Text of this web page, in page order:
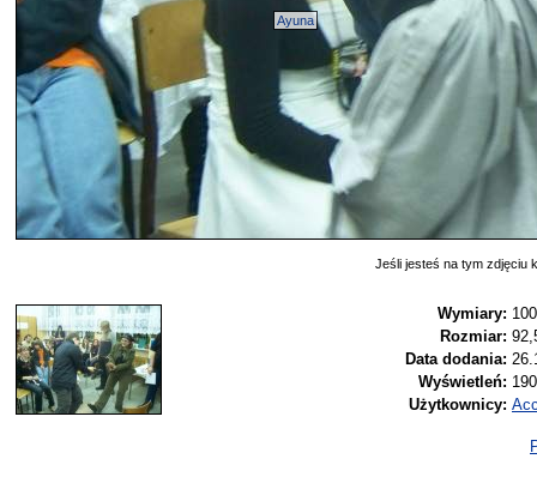
Ayuna
Jeśli jesteś na tym zdjęciu
Wymiary:
Rozmiar:
Data dodania:
Wyświetleń:
Użytkownicy: